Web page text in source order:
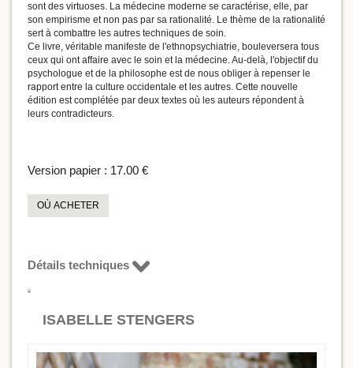
sont des virtuoses. La médecine moderne se caractérise, elle, par
son empirisme et non pas par sa rationalité. Le thème de la rationalité
sert à combattre les autres techniques de soin.
Ce livre, véritable manifeste de l'ethnopsychiatrie, bouleversera tous
ceux qui ont affaire avec le soin et la médecine. Au-delà, l'objectif du
psychologue et de la philosophe est de nous obliger à repenser le
rapport entre la culture occidentale et les autres. Cette nouvelle
édition est complétée par deux textes où les auteurs répondent à
leurs contradicteurs.
Version papier : 17.00 €
OÙ ACHETER
Détails techniques
ISABELLE STENGERS